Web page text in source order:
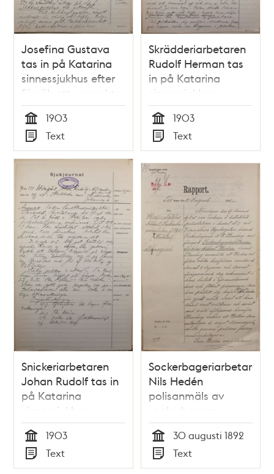
Josefina Gustava
tas in på Katarina
sinnessjukhus efter
försök att uppvakta
kungen – sjukjournal
1903
Tid
1903
Typ
Text
Skrädderiarbetaren
Rudolf Herman tas
in på Katarina
sinnessjukhus –
sjukjournal 1903
Tid
1903
Typ
Text
Snickeriarbetaren
Johan Rudolf tas in
på Katarina
sinnessjukhus –
sjukjournal 1903
Tid
1903
Typ
Text
Sockerbageriarbetaren
Nils Hedén
polisanmäls av
sockerbagare
Stenberg för
våldsamt
uppträdande 1892
Tid
30 augusti 1892
Typ
Text